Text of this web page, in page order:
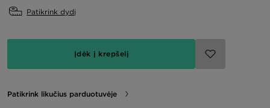
Patikrink dydį
Įdėk į krepšelį
Patikrink likučius parduotuvėje